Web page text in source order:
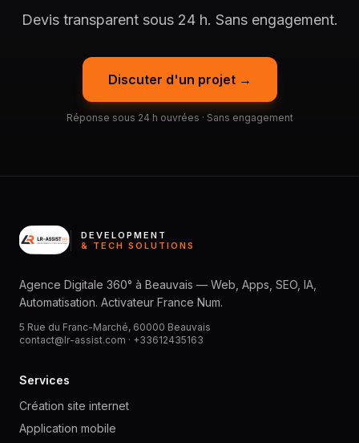
Devis transparent sous 24 h. Sans engagement.
Discuter d'un projet →
Réponse sous 24 h ouvrées · Sans engagement
DEVELOPMENT
& TECH SOLUTIONS
Agence Digitale 360° à Beauvais — Web, Apps, SEO, IA,
Automatisation. Activateur France Num.
5 Rue du Franc-Marché, 60000 Beauvais
contact@lr-assist.com · +33612435163
Services
Création site internet
Application mobile